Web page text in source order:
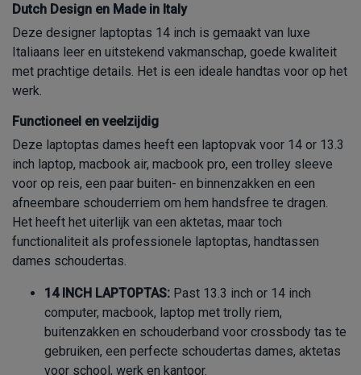
Dutch Design en Made in Italy
Deze designer laptoptas 14 inch is gemaakt van luxe
Italiaans leer en uitstekend vakmanschap, goede kwaliteit
met prachtige details. Het is een ideale handtas voor op het
werk.
Functioneel en veelzijdig
Deze laptoptas dames heeft een laptopvak voor 14 or 13.3
inch laptop, macbook air, macbook pro, een trolley sleeve
voor op reis, een paar buiten- en binnenzakken en een
afneembare schouderriem om hem handsfree te dragen.
Het heeft het uiterlijk van een aktetas, maar toch
functionaliteit als professionele laptoptas, handtassen
dames schoudertas.
14 INCH LAPTOPTAS: Past 13.3 inch or 14 inch
computer, macbook, laptop met trolly riem,
buitenzakken en schouderband voor crossbody tas te
gebruiken, een perfecte schoudertas dames, aktetas
voor school, werk en kantoor.